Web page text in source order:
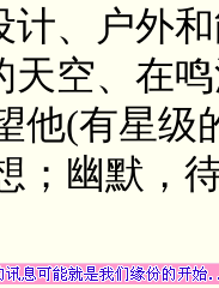
、户外
天空、
他(有星级
；幽默，